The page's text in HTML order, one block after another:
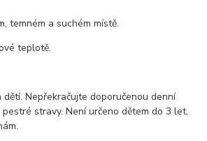
temném a suchém místě.
teplotě.
Nepřekračujte doporučenou denní
stravy. Není určeno dětem do 3 let,